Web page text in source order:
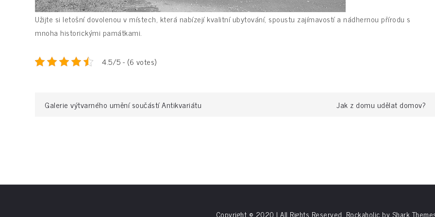
Užijte si letošní dovolenou v místech, která nabízejí kvalitní ubytování, spoustu zajímavostí a nádhernou přírodu s
mnoha historickými památkami.
4.5/5 - (6 votes)
Navigace
Galerie výtvarného umění součástí Antikvariátu Jak z domu udělat domov?
Copyright © 2020 | All Rights Reserved. Rockaholic by Shark